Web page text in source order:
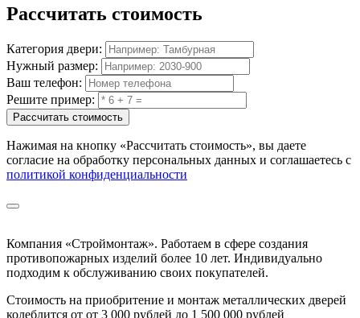
Рассчитать стоимость
Категория двери:
Нужный размер:
Ваш телефон:
Решите пример:
Рассчитать стоимость
Нажимая на кнопку «Рассчитать стоимость», вы даете
согласие на обработку персональных данных и соглашаетесь с
политикой конфиденциальности
Компания «Строймонтаж». Работаем в сфере создания
противопожарных изделий более 10 лет. Индивидуально
подходим к обслуживанию своих покупателей.
Стоимость на приобритение и монтаж металлических дверей
колеблится от от 3 000 рублей до 1 500 000 рублей